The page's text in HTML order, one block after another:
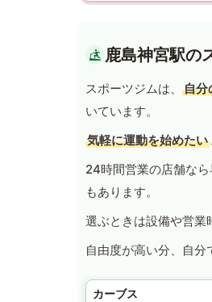
鹿島神宮駅の
スポーツジムは、 自分
いています。
気軽に運動を始めたい
24時間営業の店舗な
もあります。
選ぶときは設備や営業
自由度が高い分、自分
カーブス